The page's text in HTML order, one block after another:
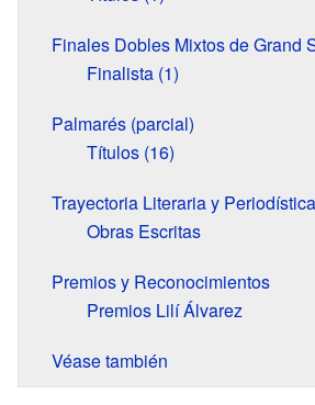
Finales Dobles Mixtos de Grand
Finalista (1)
Palmarés (parcial)
Títulos (16)
Trayectoria Literaria y Periodística
Obras Escritas
Premios y Reconocimientos
Premios Lilí Álvarez
Véase también